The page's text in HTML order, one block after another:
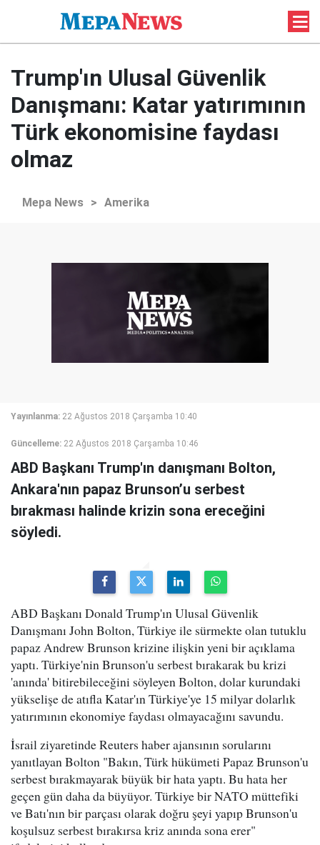
Trump'ın Ulusal Güvenlik
Danışmanı: Katar yatırımının
Türk ekonomisine faydası
olmaz
Mepa News > Amerika
Yayınlanma: 22 Ağustos 2018 Çarşamba 10:40
Güncelleme: 22 Ağustos 2018 Çarşamba 10:46
ABD Başkanı Trump'ın danışmanı Bolton,
Ankara'nın papaz Brunson’u serbest
bırakması halinde krizin sona ereceğini
söyledi.
ABD Başkanı Donald Trump'ın Ulusal Güvenlik
Danışmanı John Bolton, Türkiye ile sürmekte olan tutuklu
papaz Andrew Brunson krizine ilişkin yeni bir açıklama
yaptı. Türkiye'nin Brunson'u serbest bırakarak bu krizi
'anında' bitirebileceğini söyleyen Bolton, dolar kurundaki
yükselişe de atıfla Katar'ın Türkiye'ye 15 milyar dolarlık
yatırımının ekonomiye faydası olmayacağını savundu.
İsrail ziyaretinde Reuters haber ajansının sorularını
yanıtlayan Bolton "Bakın, Türk hükümeti Papaz Brunson'u
serbest bırakmayarak büyük bir hata yaptı. Bu hata her
geçen gün daha da büyüyor. Türkiye bir NATO müttefiki
ve Batı'nın bir parçası olarak doğru şeyi yapıp Brunson'u
koşulsuz serbest bırakırsa kriz anında sona erer"